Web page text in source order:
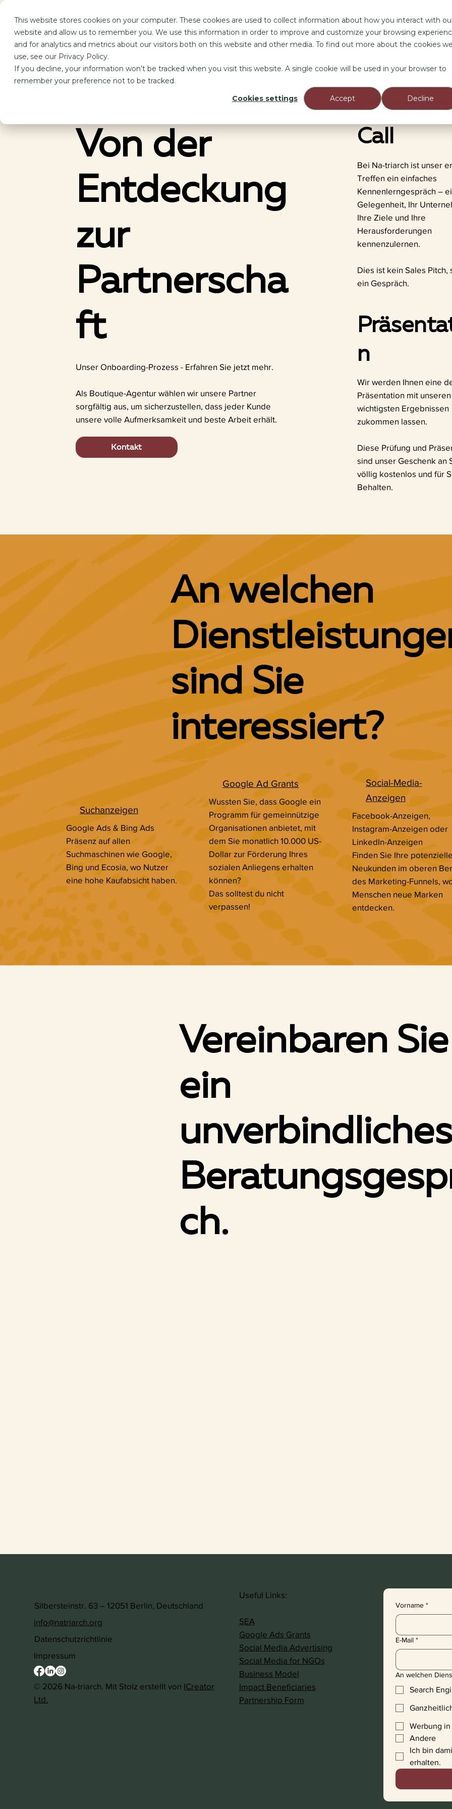
This website stores cookies on your computer. These cookies are used to collect information about how you interact with
website and allow us to remember you. We use this information in order to improve and customize your browsing
and for analytics and metrics about our visitors both on this website and other media. To find out more about the cookies
use, see our Privacy Policy.
If you decline, your information won’t be tracked when you visit this website. A single cookie will be used in your browser to
remember your preference not to be tracked.
Cookies settings
Accept Decline
Performance-Marketing Geschäftsmodell Impact Beneficiaries
Von der
Entdeckung
zur
Partnerscha
ft
Unser Onboarding-Prozess - Erfahren Sie jetzt mehr.
Als Boutique-Agentur wählen wir unsere Partner
sorgfältig aus, um sicherzustellen, dass jeder Kunde
unsere volle Aufmerksamkeit und beste Arbeit erhält.
Kontakt
Call
Bei Na-triarch ist unser
Treffen ein einfaches
Kennenlerngespräch –
Gelegenheit, Ihr
Ihre Ziele und Ihre
Herausforderungen
kennenzulernen.
Dies ist kein Sales Pitch,
ein Gespräch.
n
Wir werden Ihnen eine
Präsentation mit unseren
wichtigsten Ergebnissen
zukommen lassen.
Diese Prüfung und
sind unser Geschenk an
völlig kostenlos und für
Behalten.
An welchen
sind Sie
interessiert?
Suchanzeigen
Google Ads & Bing Ads
Präsenz auf allen
Suchmaschinen wie Google,
Bing und Ecosia, wo Nutzer
eine hohe Kaufabsicht haben.
Google Ad Grants
Wussten Sie, dass Google ein
Programm für gemeinnützige
Organisationen anbietet, mit
dem Sie monatlich 10.000 US-
Dollar zur Förderung Ihres
sozialen Anliegens erhalten
können?
Das solltest du nicht
verpassen!
Social-Media-
Anzeigen
Facebook-Anzeigen,
Instagram-Anzeigen oder
LinkedIn-Anzeigen
Finden Sie Ihre
Neukunden im oberen
des Marketing-Funnels,
Menschen neue Marken
entdecken.
Vereinbaren Sie
ein
unverbindliches
ch.
Silbersteinstr. 63 – 12051 Berlin, Deutschland
info@natriarch.org
Datenschutzrichtlinie
Impressum
© 2026 Na-triarch. Mit Stolz erstellt von ICreator
Ltd.
Useful Links:
SEA
Google Ads Grants
Social Media Advertising
Social Media for NGOs
Business Model
Impact Beneficiaries
Partnership Form
Vorname *
E-Mail *
An welchen
Search
Werbung
Andere
Ich bin
erhalten.